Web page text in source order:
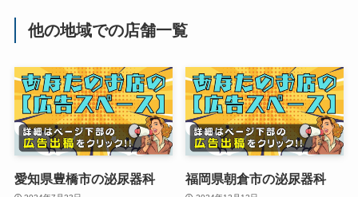
他の地域での店舗一覧
愛知県豊橋市の泌尿器科 福岡県朝倉市の泌尿器科